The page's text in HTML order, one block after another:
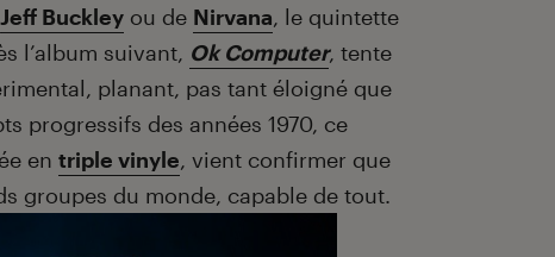
Jeff Buckley ou de Nirvana, le quintette
l’album suivant, Ok Computer, tente
planant, pas tant éloigné que
progressifs des années 1970, ce
en triple vinyle, vient confirmer que
groupes du monde, capable de tout.